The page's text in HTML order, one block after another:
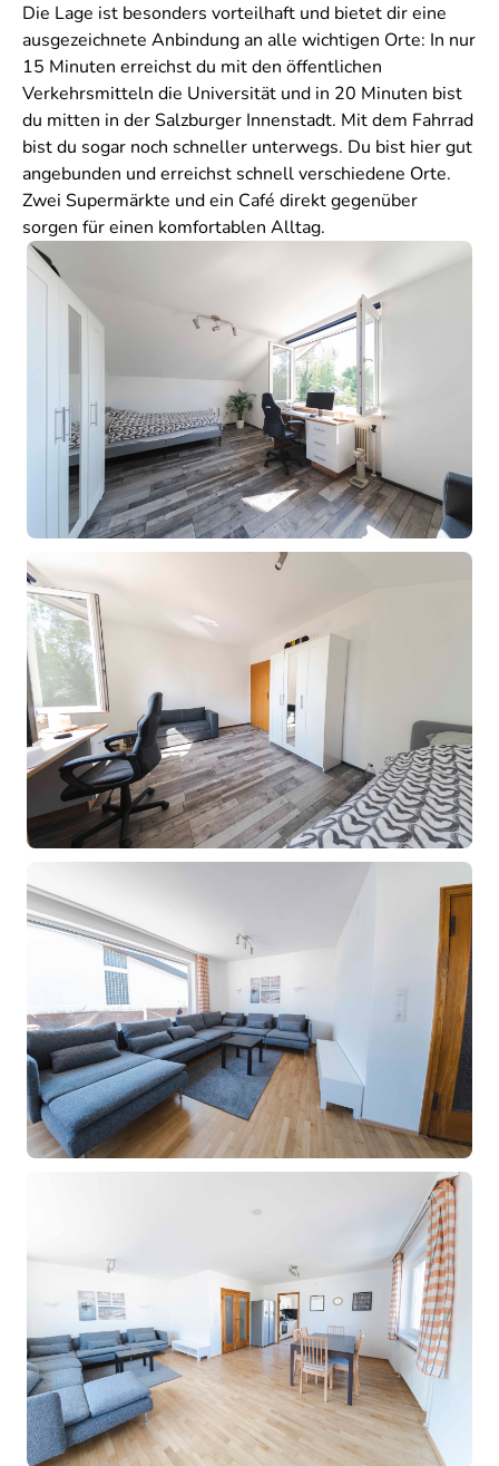
Die Lage ist besonders vorteilhaft und bietet dir eine
ausgezeichnete Anbindung an alle wichtigen Orte: In nur
15 Minuten erreichst du mit den öffentlichen
Verkehrsmitteln die Universität und in 20 Minuten bist
du mitten in der Salzburger Innenstadt. Mit dem Fahrrad
bist du sogar noch schneller unterwegs. Du bist hier gut
angebunden und erreichst schnell verschiedene Orte.
Zwei Supermärkte und ein Café direkt gegenüber
sorgen für einen komfortablen Alltag.